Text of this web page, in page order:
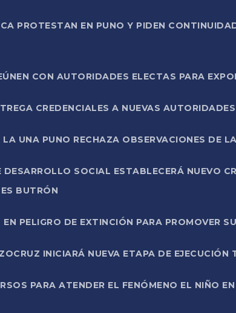
PROTESTAN EN PUNO Y PIDEN
CON AUTORIDADES ELECTAS PARA
CREDENCIALES A NUEVAS
UNA PUNO RECHAZA OBSERVACIONES DE
DESARROLLO SOCIAL ESTABLECERÁ NUEVO
BUTRÓN
PELIGRO DE EXTINCIÓN PARA PROMOVER
INICIARÁ NUEVA ETAPA DE
PARA ATENDER EL FENÓMENO EL NIÑO